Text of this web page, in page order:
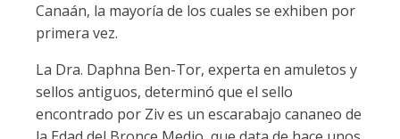
Canaán, la mayoría de los cuales se exhiben por
primera vez.
La Dra. Daphna Ben-Tor, experta en amuletos y
sellos antiguos, determinó que el sello
encontrado por Ziv es un escarabajo cananeo de